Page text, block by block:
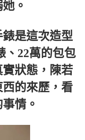
。
是這次造型
、22萬的包包
狀態，陳若
的來歷，看
情。